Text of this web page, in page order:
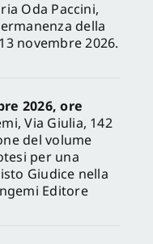
Oda Paccini,
della
novembre 2026.
2026, ore
Via Giulia, 142
del volume
per una
Giudice nella
Editore